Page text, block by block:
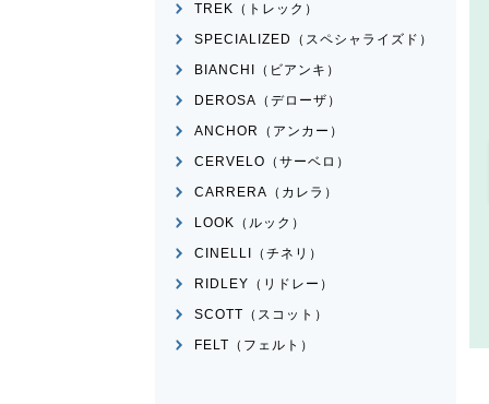
TREK（トレック）
SPECIALIZED（スペシャライズド）
BIANCHI（ビアンキ）
DEROSA（デローザ）
ANCHOR（アンカー）
CERVELO（サーベロ）
CARRERA（カレラ）
LOOK（ルック）
CINELLI（チネリ）
RIDLEY（リドレー）
SCOTT（スコット）
FELT（フェルト）